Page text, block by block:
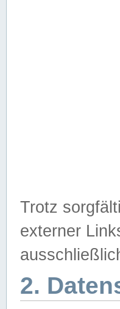
Trotz
externer
2.